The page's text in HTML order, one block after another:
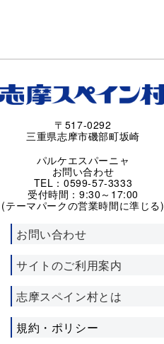
〒517-0292
三重県志摩市磯部町坂崎
パルケエスパーニャ
お問い合わせ
TEL：0599-57-3333
受付時間：9:30～17:00
(テーマパークの営業時間に準じる)
お問い合わせ
サイトのご利用案内
志摩スペイン村とは
規約・ポリシー